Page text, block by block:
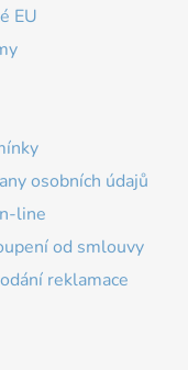
EU
osobních údajů
line
od smlouvy
reklamace